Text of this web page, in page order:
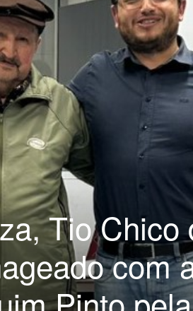
Tio Chico
com